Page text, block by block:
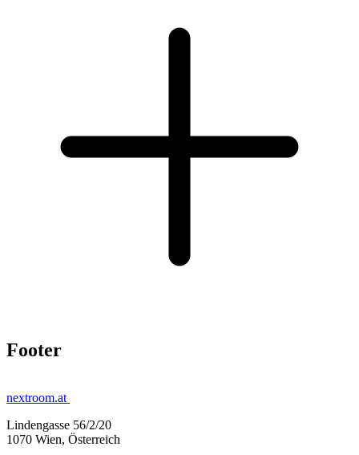
Footer
nextroom.at
Lindengasse 56/2/20
1070 Wien, Österreich